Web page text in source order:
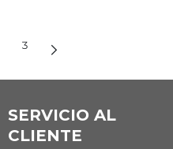
3
SERVICIO AL
CLIENTE